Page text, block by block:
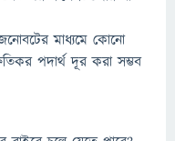
মাধ্যমে কোনো
পদার্থ দূর করা সম্ভব